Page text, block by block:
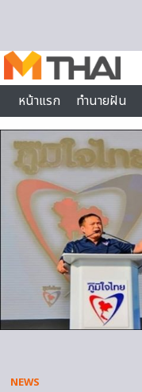
หน้าแรก
ทำนายฝัน
ไลฟ์สไตล์
NEWS